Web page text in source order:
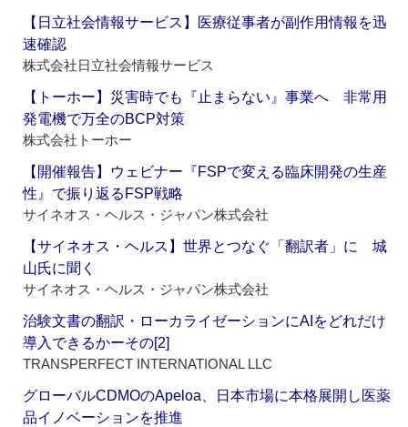
【日立社会情報サービス】医療従事者が副作用情報を迅
速確認
株式会社日立社会情報サービス
【トーホー】災害時でも『止まらない』事業へ 非常用
発電機で万全のBCP対策
株式会社トーホー
【開催報告】ウェビナー『FSPで変える臨床開発の生産
性』で振り返るFSP戦略
サイネオス・ヘルス・ジャパン株式会社
【サイネオス・ヘルス】世界とつなぐ「翻訳者」に 城
山氏に聞く
サイネオス・ヘルス・ジャパン株式会社
治験文書の翻訳・ローカライゼーションにAIをどれだけ
導入できるかーその[2]
TRANSPERFECT INTERNATIONAL LLC
グローバルCDMOのApeloa、日本市場に本格展開し医薬
品イノベーションを推進